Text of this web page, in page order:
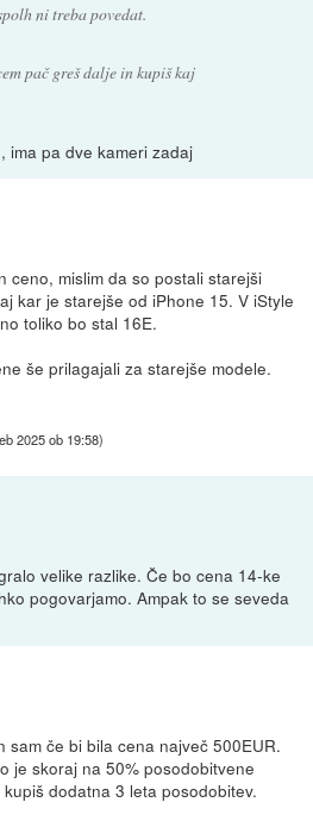
ni treba povedat.
pač greš dalje in kupiš kaj
ima pa dve kameri zadaj
ceno, mislim da so postali starejši
kar je starejše od iPhone 15. V iStyle
toliko bo stal 16E.
še prilagajali za starejše modele.
2025 ob 19:58)
velike razlike. Če bo cena 14-ke
pogovarjamo. Ampak to se seveda
sam če bi bila cena največ 500EUR.
je skoraj na 50% posodobitvene
dodatna 3 leta posodobitev.